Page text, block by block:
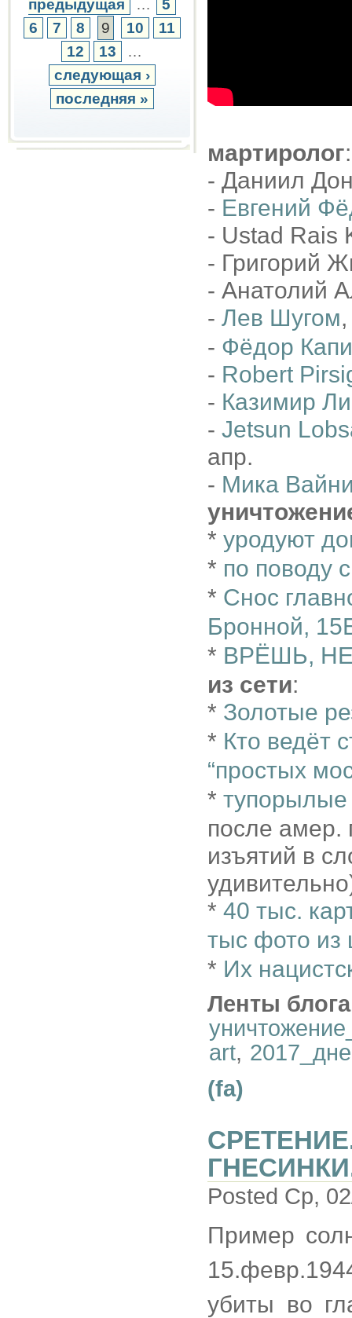
предыдущая …
5
6
7 8 9 10
11
12
13
…
следующая ›
последняя »
мартиролог:
- Даниил
- Евгений
- Ustad Rais
- Григорий
- Анатолий
- Лев Шугом
- Фёдор
- Robert
- Казимир
- Jetsun
апр.
- Мика
* уродуют
* по поводу
* Снос
Бронной,
* ВРЁШЬ,
из сети:
* Золотые
* Кто ведёт
“простых
*
после амер.
изъятий в
* 40 тыс.
тыс фото из
* Их
Ленты
art,
(fa)
Posted Ср,
Пример
убиты во